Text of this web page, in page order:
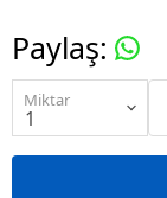
Paylaş:
Miktar